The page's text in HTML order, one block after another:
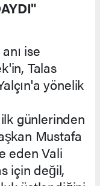
ise
Talas
yönelik
günlerinden
Mustafa
eden Vali
için değil,